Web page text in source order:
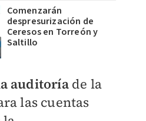
Comenzarán
despresurización de
Ceresos en Torreón y
Saltillo
auditoría de la
las cuentas